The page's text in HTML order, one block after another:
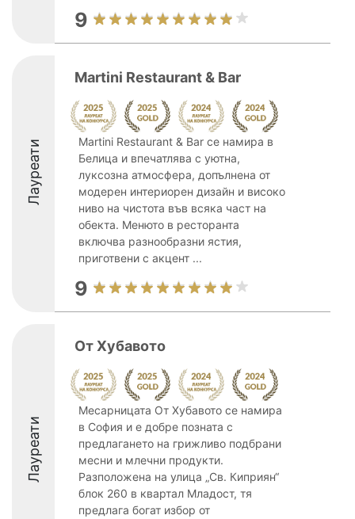
9
Лауреати
Martini Restaurant & Bar
Martini Restaurant & Bar се намира в
Белица и впечатлява с уютна,
луксозна атмосфера, допълнена от
модерен интериорен дизайн и високо
ниво на чистота във всяка част на
обекта. Менюто в ресторанта
включва разнообразни ястия,
приготвени с акцент ...
9
Лауреати
От Хубавото
Месарницата От Хубавото се намира
в София и е добре позната с
предлагането на грижливо подбрани
месни и млечни продукти.
Разположена на улица „Св. Киприян“
блок 260 в квартал Младост, тя
предлага богат избор от